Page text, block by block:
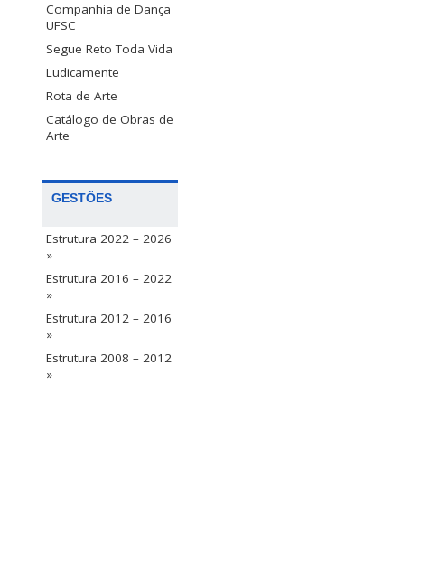
Companhia de Dança
UFSC
Segue Reto Toda Vida
Ludicamente
Rota de Arte
Catálogo de Obras de
Arte
GESTÕES
Estrutura 2022 – 2026
»
Estrutura 2016 – 2022
»
Estrutura 2012 – 2016
»
Estrutura 2008 – 2012
»